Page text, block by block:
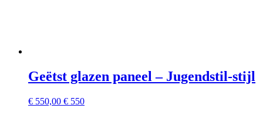
Geëtst glazen paneel – Jugendstil-stijl
€ 550,00 € 550